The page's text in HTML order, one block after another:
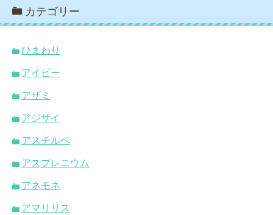
カテゴリー
ひまわり
アイビー
アザミ
アジサイ
アスチルベ
アスプレニウム
アネモネ
アマリリス